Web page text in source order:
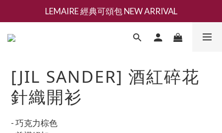
新會員募集現領抵用千元購物金
LEMAIRE 經典可頌包 NEW ARRIVAL
香氛 / 家居 / 餐廚 [ 全館折上兩件9折，三件享85折 】
[JIL SANDER] 酒紅碎花
針織開衫
- 巧克力棕色